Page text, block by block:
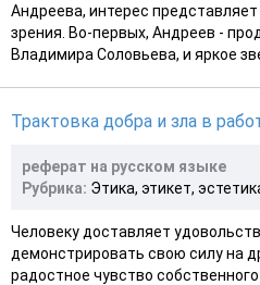
Андреева, интерес представляет
зрения. Во-первых, Андреев -
Владимира Соловьева, и яркое
Трактовка добра и зла в
реферат на русском языке
Рубрика: Этика, этикет,
Человеку доставляет
демонстрировать свою силу на
радостное чувство